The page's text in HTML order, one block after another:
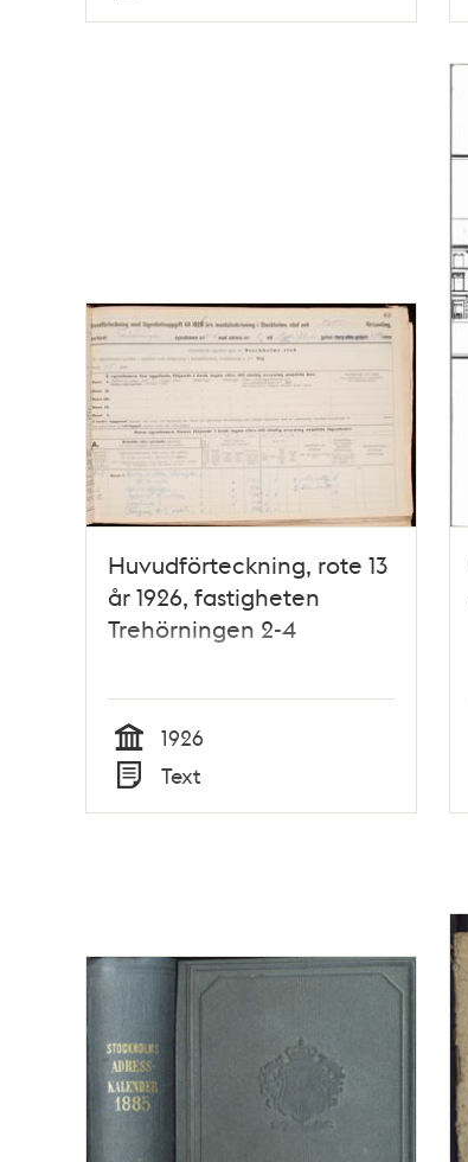
Typ
Huvudförteckning, rote 13
år 1926, fastigheten
Trehörningen 2-4
Tid
1926
Typ
Text